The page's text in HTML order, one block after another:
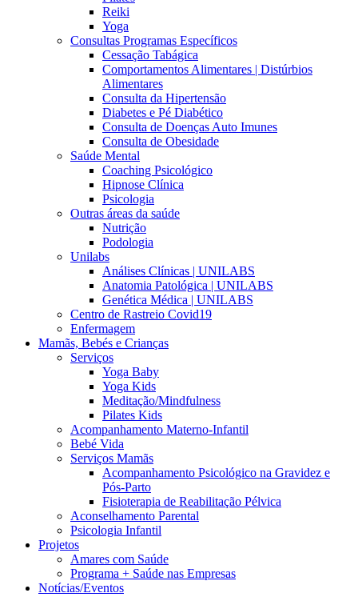
Reiki
Yoga
Consultas Programas Específicos
Cessação Tabágica
Comportamentos Alimentares | Distúrbios
Alimentares
Consulta da Hipertensão
Diabetes e Pé Diabético
Consulta de Doenças Auto Imunes
Consulta de Obesidade
Saúde Mental
Coaching Psicológico
Hipnose Clínica
Psicologia
Outras áreas da saúde
Nutrição
Podologia
Unilabs
Análises Clínicas | UNILABS
Anatomia Patológica | UNILABS
Genética Médica | UNILABS
Centro de Rastreio Covid19
Enfermagem
Mamãs, Bebés e Crianças
Serviços
Yoga Baby
Yoga Kids
Meditação/Mindfulness
Pilates Kids
Acompanhamento Materno-Infantil
Bebé Vida
Serviços Mamãs
Acompanhamento Psicológico na Gravidez e
Pós-Parto
Fisioterapia de Reabilitação Pélvica
Aconselhamento Parental
Psicologia Infantil
Projetos
Amares com Saúde
Programa + Saúde nas Empresas
Notícias/Eventos